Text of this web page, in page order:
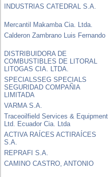
INDUSTRIAS CATEDRAL S.A.
Mercantil Makamba Cia. Ltda.
Calderon Zambrano Luis Fernando
DISTRIBUIDORA DE
COMBUSTIBLES DE LITORAL
LITOGAS CIA. LTDA.
SPECIALSSEG SPECIALS
SEGURIDAD COMPAÑIA
LIMITADA
VARMA S.A.
Traceoilfield Services & Equipment
Ltd. Ecuador Cia. Ltda
ACTIVA RAÍCES ACTIRAÍCES
S.A.
REPRAFI S.A.
CAMINO CASTRO, ANTONIO